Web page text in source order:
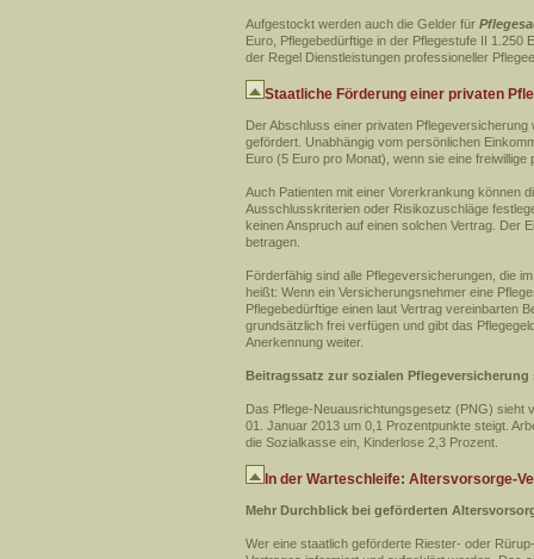
Aufgestockt werden auch die Gelder für
Euro, Pflegebedürftige in der Pflegestufe II 1.250
der Regel Dienstleistungen professioneller
Staatliche Förderung einer privaten
Der Abschluss einer privaten
gefördert. Unabhängig vom persönlichen
Euro (5 Euro pro Monat), wenn sie eine
Auch Patienten mit einer Vorerkrankung können
Ausschlusskriterien oder Risikozuschläge
keinen Anspruch auf einen solchen Vertrag. Der
betragen.
Förderfähig sind alle Pflegeversicherungen, die
heißt: Wenn ein Versicherungsnehmer eine
Pflegebedürftige einen laut Vertrag vereinbarten
grundsätzlich frei verfügen und gibt das
Anerkennung weiter.
Beitragssatz zur sozialen Pflegeversicherung
Das Pflege-Neuausrichtungsgesetz (PNG) sieht
01. Januar 2013 um 0,1 Prozentpunkte steigt.
die Sozialkasse ein, Kinderlose 2,3 Prozent.
In der Warteschleife: Altersvorsorge-
Mehr Durchblick bei geförderten
Wer eine staatlich geförderte Riester- oder